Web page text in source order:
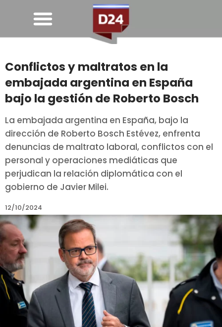
Conflictos y maltratos en la
embajada argentina en España
bajo la gestión de Roberto Bosch
La embajada argentina en España, bajo la
dirección de Roberto Bosch Estévez, enfrenta
denuncias de maltrato laboral, conflictos con el
personal y operaciones mediáticas que
perjudican la relación diplomática con el
gobierno de Javier Milei.
12/10/2024